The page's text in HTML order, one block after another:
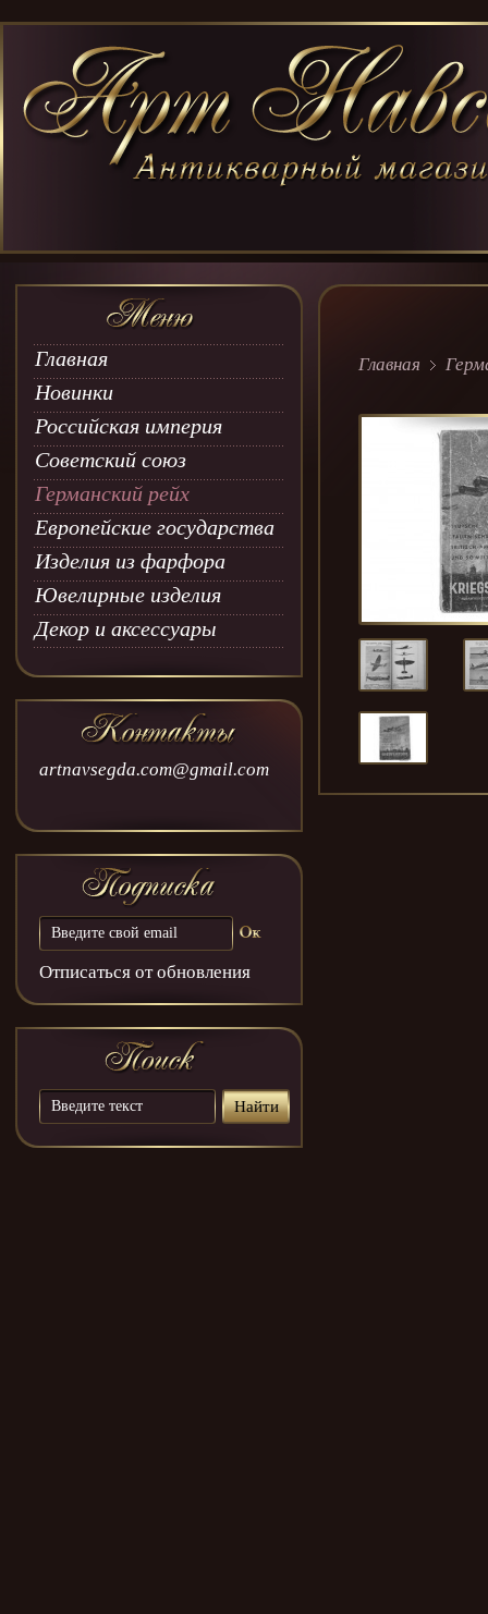
Главная
Новинки
Российская империя
Советский союз
Германский рейх
Европейские государства
Изделия из фарфора
Ювелирные изделия
Декор и аксессуары
artnavsegda.com@gmail.com
Отписаться от обновления
Главная